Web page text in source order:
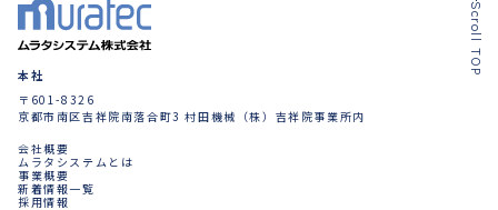
Scroll TOP
本社
〒601-8326
京都市南区吉祥院南落合町3 村田機械（株）吉祥院事業所内
会社概要
ムラタシステムとは
事業概要
新着情報一覧
採用情報